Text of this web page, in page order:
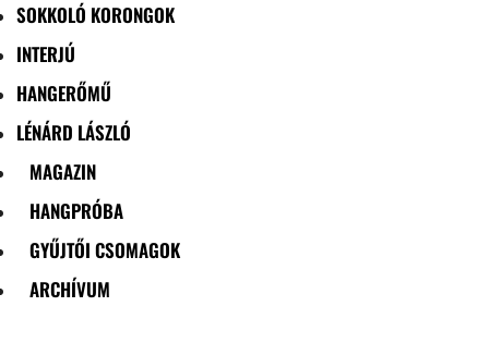
SOKKOLÓ KORONGOK
INTERJÚ
HANGERŐMŰ
LÉNÁRD LÁSZLÓ
MAGAZIN
HANGPRÓBA
GYŰJTŐI CSOMAGOK
ARCHÍVUM